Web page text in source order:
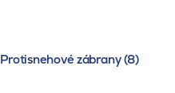
Protisnehové zábrany (8)